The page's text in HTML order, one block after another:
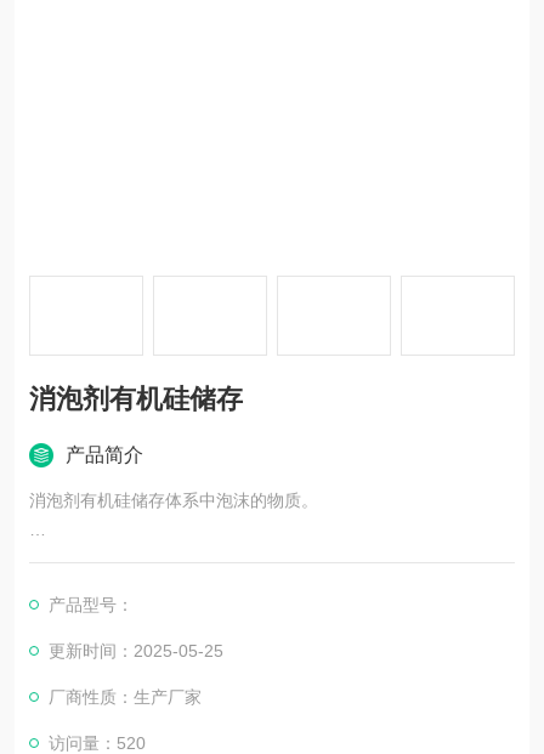
消泡剂有机硅储存
产品简介
消泡剂有机硅储存体系中泡沫的物质。
在工业的生产过程中会产生很多有害的泡沫，严重阻碍了生产的
常见消泡剂的消泡机理
硅树脂系消泡剂具有良好的破泡能力和抑泡能力。
产品型号：
更新时间：2025-05-25
厂商性质：生产厂家
访问量：520